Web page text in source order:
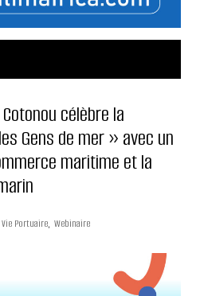
célèbre la
Gens de mer » avec un
maritime et la
Vie Portuaire, Webinaire